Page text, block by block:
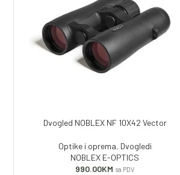
Dvogled NOBLEX NF 10X42 Vector
Optike i oprema, Dvogledi
NOBLEX E-OPTICS
990.00KM sa PDV